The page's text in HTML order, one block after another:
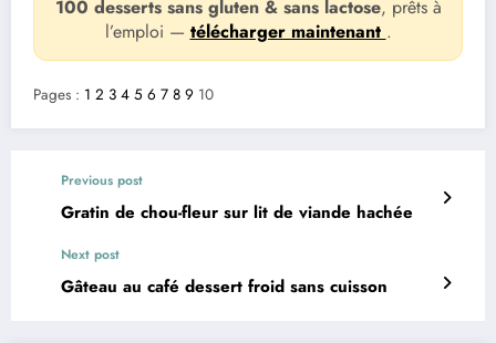
100 desserts sans gluten & sans lactose, prêts à
l’emploi — télécharger maintenant .
Pages : 1 2 3 4 5 6 7 8 9 10
Previous post
Gratin de chou-fleur sur lit de viande hachée
Next post
Gâteau au café dessert froid sans cuisson